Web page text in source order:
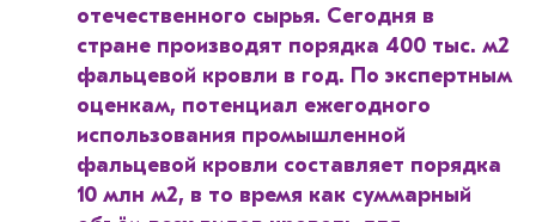
отечественного сырья. Сегодня в
стране производят порядка 400 тыс. м2
фальцевой кровли в год. По экспертным
оценкам, потенциал ежегодного
использования промышленной
фальцевой кровли составляет порядка
10 млн м2, в то время как суммарный